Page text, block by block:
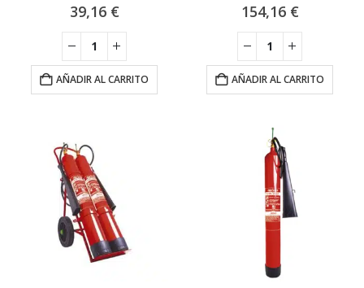
39,16 €
AÑADIR AL CARRITO
154,16 €
AÑADIR AL CARRITO